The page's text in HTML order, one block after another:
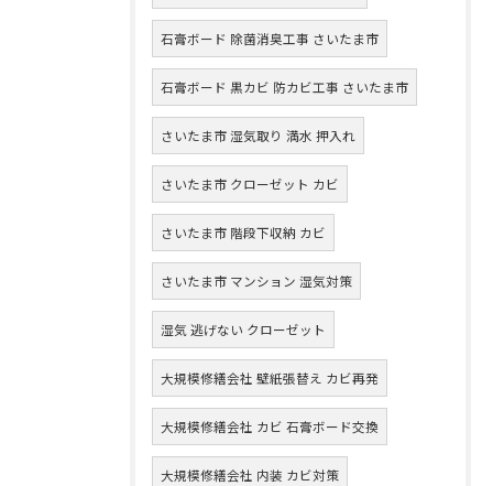
石膏ボード 除菌消臭工事 さいたま市
石膏ボード 黒カビ 防カビ工事 さいたま市
さいたま市 湿気取り 満水 押入れ
さいたま市 クローゼット カビ
さいたま市 階段下収納 カビ
さいたま市 マンション 湿気対策
湿気 逃げない クローゼット
大規模修繕会社 壁紙張替え カビ再発
大規模修繕会社 カビ 石膏ボード交換
大規模修繕会社 内装 カビ対策